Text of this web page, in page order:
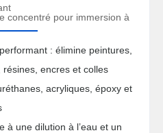
concentré pour immersion à
: élimine peintures,
résines, encres et colles
acryliques, époxy et
à une dilution à l’eau et un